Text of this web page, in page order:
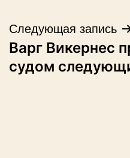
Следующая запись
Варг Викернес
судом